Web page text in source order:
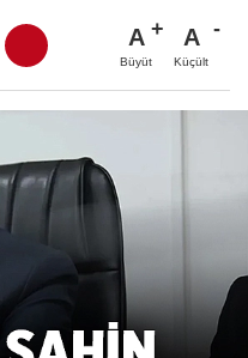
A
Büyüt
A
Küçült